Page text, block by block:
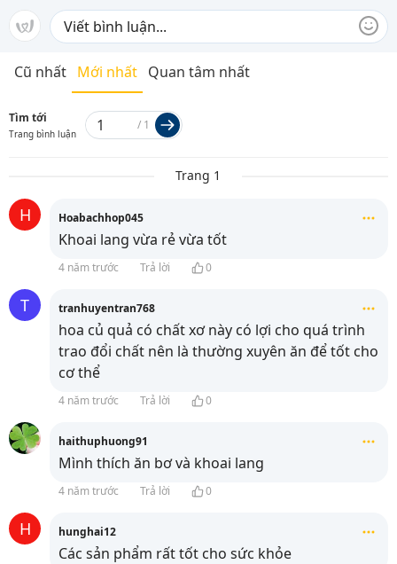
Cũ nhất Mới nhất Quan tâm nhất
Tìm tới
Trang bình luận
/ 1
Trang 1
H Hoabachhop045
Khoai lang vừa rẻ vừa tốt
4 năm trước Trả lời 0
T tranhuyentran768
hoa củ quả có chất xơ này có lợi cho quá trình
trao đổi chất nên là thường xuyên ăn để tốt cho
cơ thể
4 năm trước Trả lời 0
haithuphuong91
Mình thích ăn bơ và khoai lang
4 năm trước Trả lời 0
H hunghai12
Các sản phẩm rất tốt cho sức khỏe